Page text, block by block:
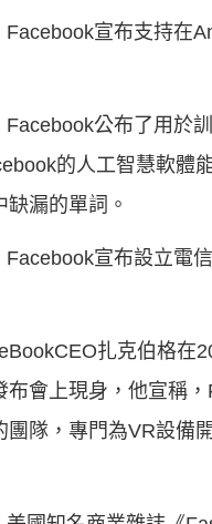
Facebook宣布支持在
公布了用於
的人工智慧軟體
漏的單詞。
宣布設立電
扎克伯格在
布會上現身，他宣稱
團隊，專門為VR設備